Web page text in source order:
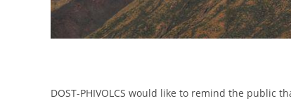
DOST-PHIVOLCS would like to remind the public